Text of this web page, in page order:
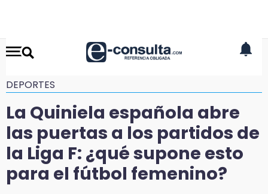
DEPORTES
La Quiniela española abre
las puertas a los partidos de
la Liga F: ¿qué supone esto
para el fútbol femenino?